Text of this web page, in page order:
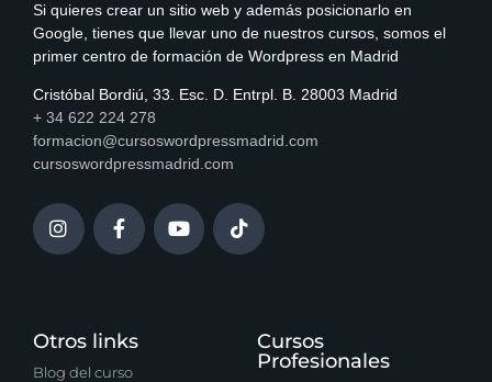
Si quieres crear un sitio web y además posicionarlo en
Google, tienes que llevar uno de nuestros cursos, somos el
primer centro de formación de Wordpress en Madrid
Cristóbal Bordiú, 33. Esc. D. Entrpl. B. 28003 Madrid
+ 34 622 224 278
formacion@cursoswordpressmadrid.com
cursoswordpressmadrid.com
Otros links
Blog del curso
Cursos
Profesionales